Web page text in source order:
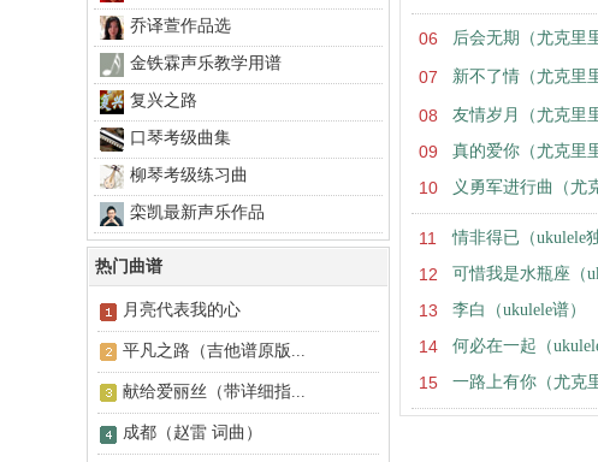
06 后会无期（尤克里
07 新不了情（尤克里
08 友情岁月（尤克里
09 真的爱你（尤克里
10 义勇军进行曲（尤
11 情非得已（ukulele
12 可惜我是水瓶座（
13 李白（ukulele谱）
14 何必在一起（
15 一路上有你（尤克
乔译萱作品选
金铁霖声乐教学用谱
复兴之路
口琴考级曲集
柳琴考级练习曲
栾凯最新声乐作品
热门曲谱
月亮代表我的心
平凡之路（吉他谱原版...
献给爱丽丝（带详细指...
成都（赵雷 词曲）